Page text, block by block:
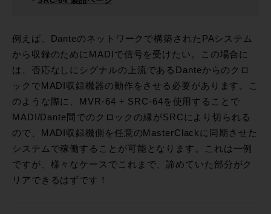
例えば、Danteのネットワークで構築されたPAシステム
から収録のためにMADIで信号を受けたい。この場合に
は、否応なしにシグナルの上流であるDanteからのクロ
ックでMADI収録機器の動作をさせる必要があります。こ
のような際に、MVR-64 + SRC-64を使用することで
MADI/Dante間でのクロックの縁がSRCにより切られる
ので、MADI収録機側を任意のMasterClackに同期させた
システムで稼働することが可能となります。これは一例
ですが、様々なケースでこれまで、諦めていた部分がク
リアできるはずです！